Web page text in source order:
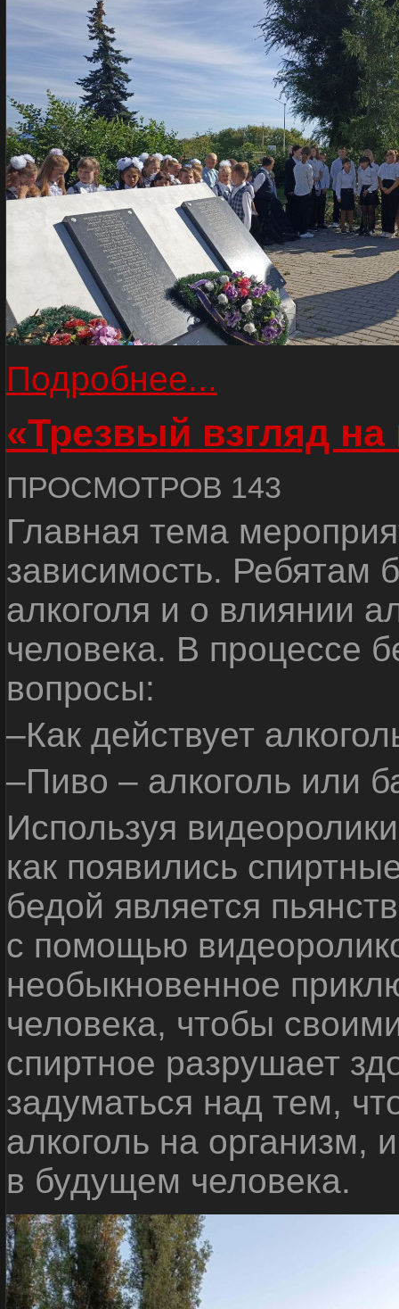
Подробнее...
«Трезвый взгляд на
ПРОСМОТРОВ 143
Главная тема
зависимость. Ребятам
алкоголя и о влиянии
человека. В процессе
вопросы:
–Как действует
–Пиво – алкоголь или
Используя
как появились
бедой является
с помощью
необыкновенное
человека, чтобы
спиртное разрушает
задуматься над тем,
алкоголь на организм,
в будущем человека.